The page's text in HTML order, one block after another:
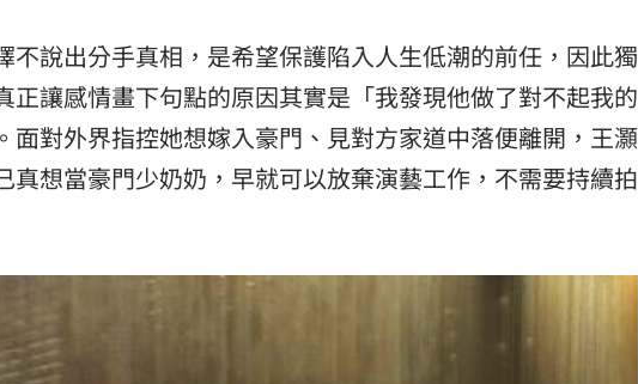
不說出分手真相，是希望保護陷入人生低潮的前任，因此獨
正讓感情畫下句點的原因其實是「我發現他做了對不起我的
面對外界指控她想嫁入豪門、見對方家道中落便離開，王灝
真想當豪門少奶奶，早就可以放棄演藝工作，不需要持續拍